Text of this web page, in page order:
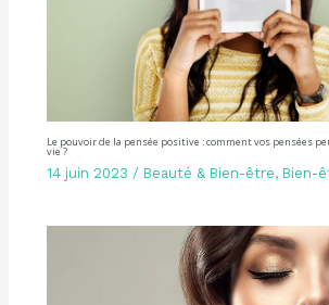
Le pouvoir de la pensée positive : comment vos pensées
vie ?
14 juin 2023 / Beauté & Bien-être, Bien-